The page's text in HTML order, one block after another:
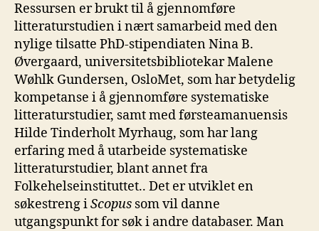
Ressursen er brukt til å gjennomføre
litteraturstudien i nært samarbeid med den
nylige tilsatte PhD-stipendiaten Nina B.
Øvergaard, universitetsbibliotekar Malene
Wøhlk Gundersen, OsloMet, som har betydelig
kompetanse i å gjennomføre systematiske
litteraturstudier, samt med førsteamanuensis
Hilde Tinderholt Myrhaug, som har lang
erfaring med å utarbeide systematiske
litteraturstudier, blant annet fra
Folkehelseinstituttet.. Det er utviklet en
søkestreng iScopus som vil danne
utgangspunkt for søk i andre databaser. Man